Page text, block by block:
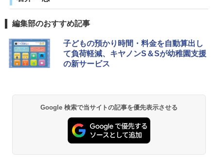
編集部のおすすめ記事
子どもの預かり時間・料金を自動算出し
て負荷軽減、キヤノンS＆Sが幼稚園支援
の新サービス
Google 検索で当サイトの記事を優先表示させる